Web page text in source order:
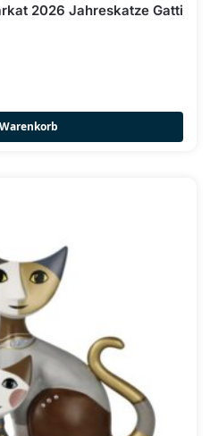
2026 Jahreskatze Gatti